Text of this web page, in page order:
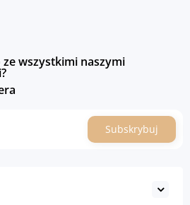
ze wszystkimi naszymi
Subskrybuj